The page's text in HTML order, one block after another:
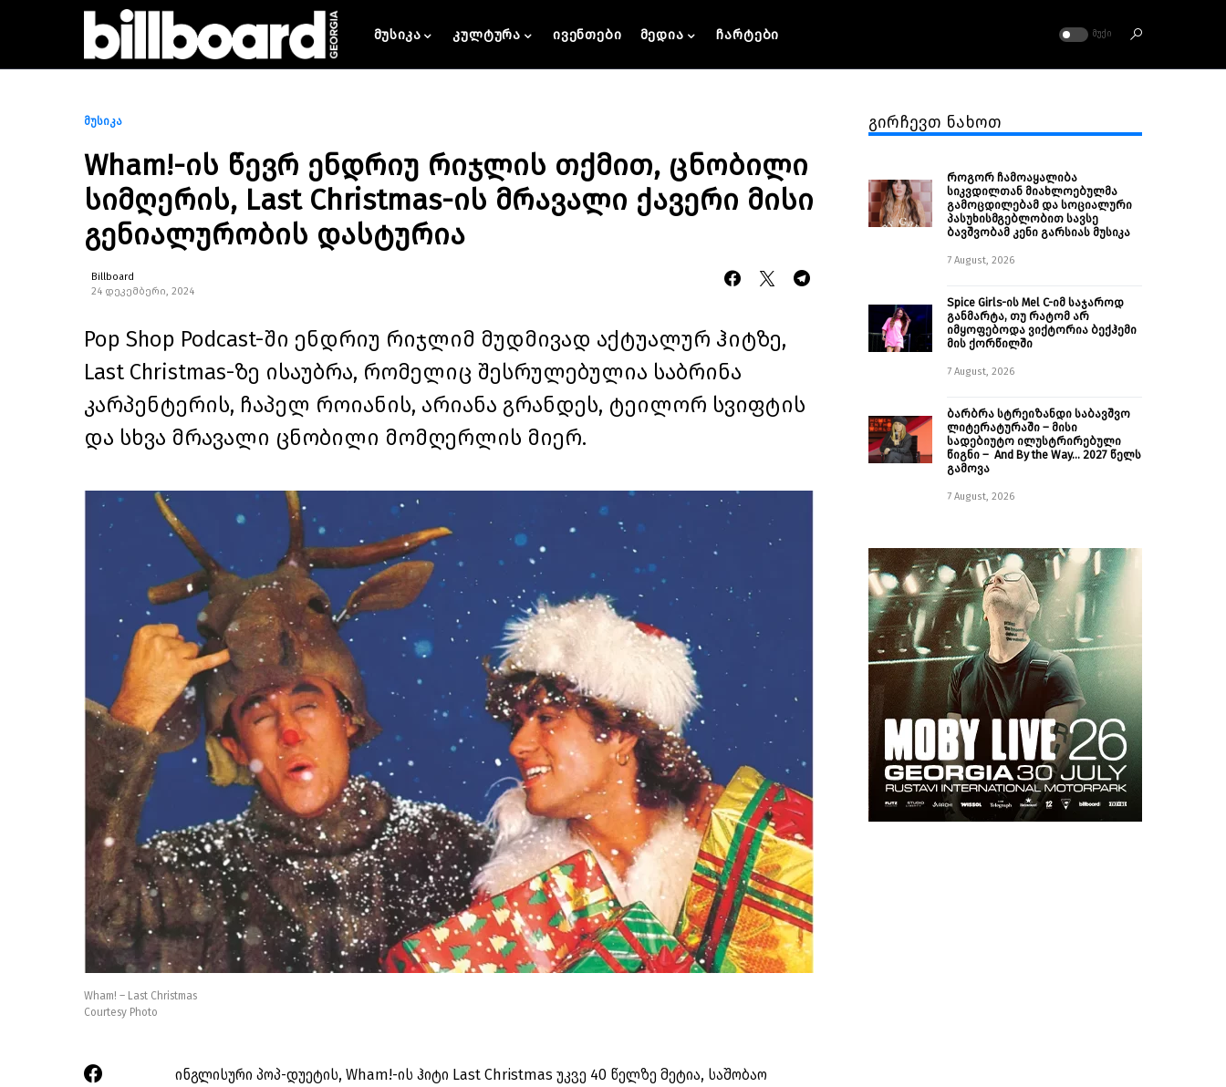
მუსიკა კულტურა ივენთები მედია ჩარტები ᲛᲣᲥᲘ
მუსიკა
Wham!-ის წევრ ენდრიუ რიჯლის თქმით, ცნობილი
სიმღერის, Last Christmas-ის მრავალი ქავერი მისი
გენიალურობის დასტურია
Billboard
24 დეკემბერი, 2024
Pop Shop Podcast-ში ენდრიუ რიჯლიმ მუდმივად აქტუალურ ჰიტზე,
Last Christmas-ზე ისაუბრა, რომელიც შესრულებულია საბრინა
კარპენტერის, ჩაპელ როიანის, არიანა გრანდეს, ტეილორ სვიფტის
და სხვა მრავალი ცნობილი მომღერლის მიერ.
Wham! – Last Christmas
Courtesy Photo
ინგლისური პოპ-დუეტის, Wham!-ის ჰიტი Last Christmas უკვე 40 წელზე მეტია, საშობაო
გირჩევთ ნახოთ
როგორ ჩამოაყალიბა
სიკვდილთან მიახლოებულმა
გამოცდილებამ და სოციალური
პასუხისმგებლობით სავსე
ბავშვობამ კენი გარსიას მუსიკა
7 August, 2026
Spice Girls-ის Mel C-იმ საჯაროდ
განმარტა, თუ რატომ არ
იმყოფებოდა ვიქტორია ბექჰემი
მის ქორწილში
7 August, 2026
ბარბრა სტრეიზანდი საბავშვო
ლიტერატურაში – მისი
სადებიუტო ილუსტრირებული
წიგნი – And By the Way… 2027 წელს
გამოვა
7 August, 2026